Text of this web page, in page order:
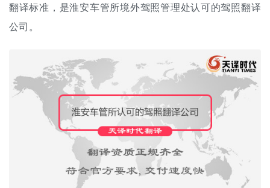
翻译标准，是淮安车管所境外驾照管理处认可的驾照翻译
公司。